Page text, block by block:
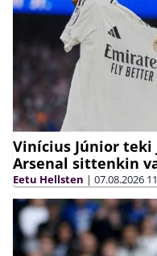
Vinícius Júnior
Arsenal sittenkin
Eetu Hellsten | 07.08.2026